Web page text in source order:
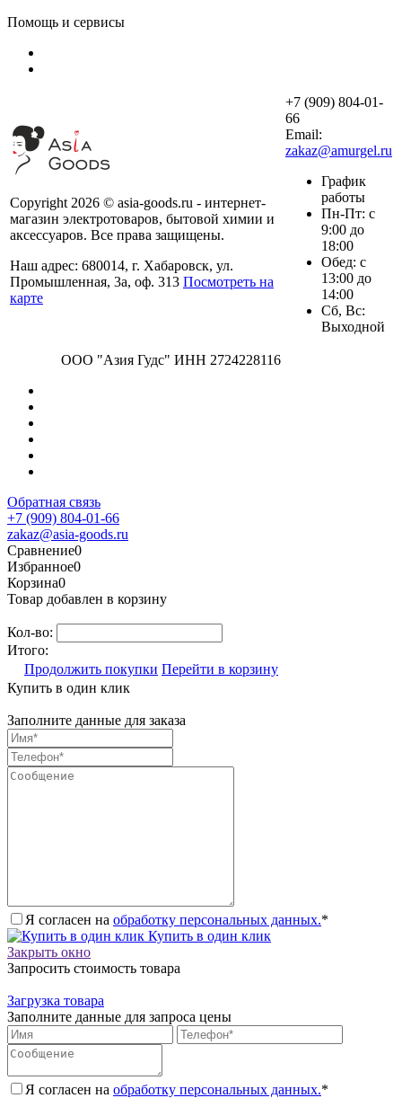
Помощь и сервисы
Copyright 2026 © asia-goods.ru - интернет-
магазин электротоваров, бытовой химии и
аксессуаров. Все права защищены.
Наш адрес: 680014, г. Хабаровск, ул.
Промышленная, 3а, оф. 313 Посмотреть на
карте
+7 (909) 804-01-
66
Email:
zakaz@amurgel.ru
График
работы
Пн-Пт: с
9:00 до
18:00
Обед: с
13:00 до
14:00
Сб, Вс:
Выходной
ООО "Азия Гудс" ИНН 2724228116
Обратная связь
+7 (909) 804-01-66
zakaz@asia-goods.ru
Сравнение0
Избранное0
Корзина0
Товар добавлен в корзину
Кол-во:
Итого:
Продолжить покупки Перейти в корзину
Купить в один клик
Заполните данные для заказа
Я согласен на обработку персональных данных.*
Купить в один клик
Закрыть окно
Запросить стоимость товара
Загрузка товара
Заполните данные для запроса цены
Я согласен на обработку персональных данных.*